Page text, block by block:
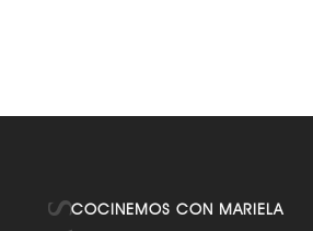
VER TODAS LAS CATEGORÍAS
COCINEMOS CON MARIELA